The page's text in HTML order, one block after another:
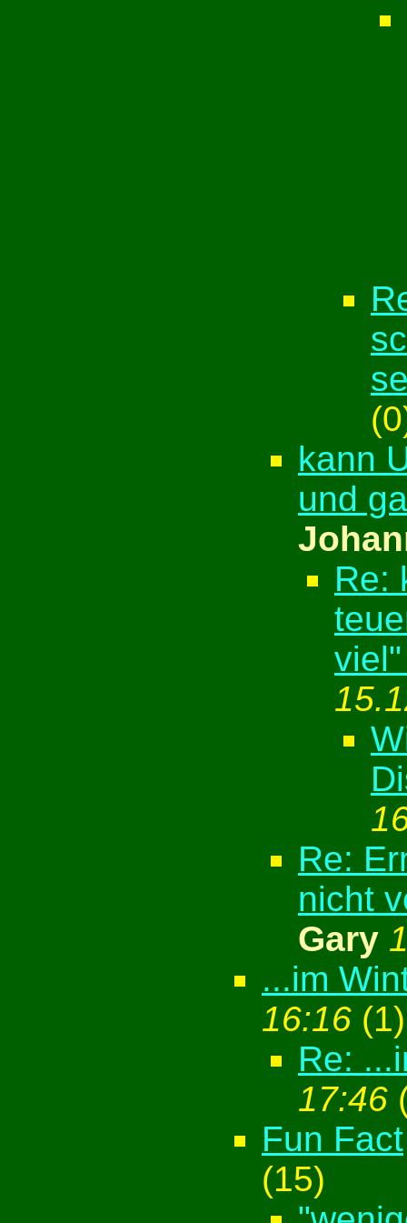
(
kann
und
Re:
Re:
nicht
Gary
...im
16:16 (1)
Re:
17:46
Fun Fact
(15)